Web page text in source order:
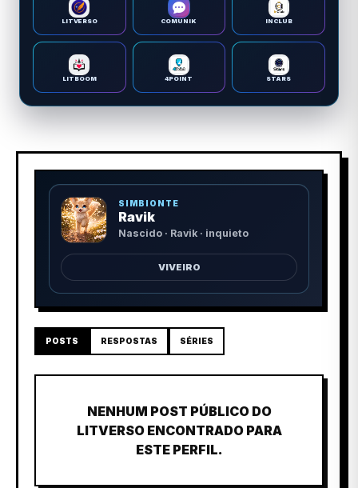
LITVERSO COMUNIK INCLUB
LITBOOM 4POINT STARS
SIMBIONTE
Ravik
Nascido · Ravik · inquieto
VIVEIRO
POSTS RESPOSTAS SÉRIES
NENHUM POST PÚBLICO DO
LITVERSO ENCONTRADO PARA
ESTE PERFIL.